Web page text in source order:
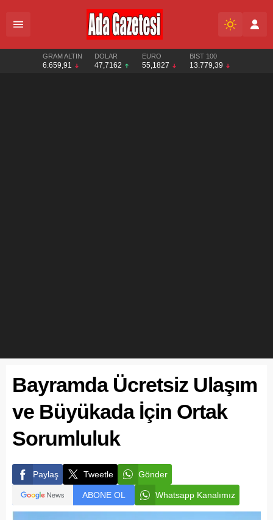
GRAM ALTIN
6.659,91
DOLAR
47,7162
EURO
55,1827
BIST 100
13.779,39
Bayramda Ücretsiz Ulaşım
ve Büyükada İçin Ortak
Sorumluluk
Paylaş Tweetle Gönder
ABONE OL Whatsapp Kanalımız